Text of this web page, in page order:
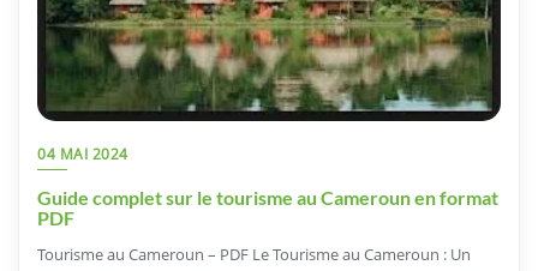
04 MAI 2024
Guide complet sur le tourisme au Cameroun en format
PDF
Tourisme au Cameroun – PDF Le Tourisme au Cameroun : Un